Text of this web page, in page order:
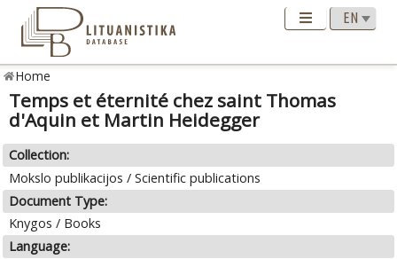
Home
Temps et éternité chez saint Thomas
d'Aquin et Martin Heidegger
Collection:
Mokslo publikacijos / Scientific publications
Document Type:
Knygos / Books
Language: